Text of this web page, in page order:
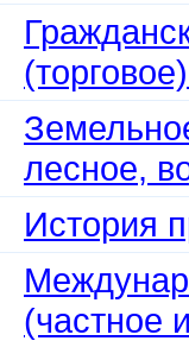
лесное,
История
(частное